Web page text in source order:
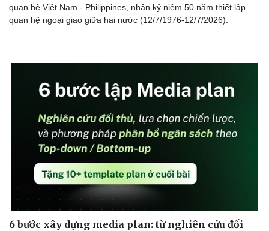
Văn hóa
Giải trí
quan hệ Việt Nam - Philippines, nhân kỷ niệm 50 năm thiết lập
quan hệ ngoại giao giữa hai nước (12/7/1976-12/7/2026).
6 bước xây dựng media plan: từ nghiên cứu đối